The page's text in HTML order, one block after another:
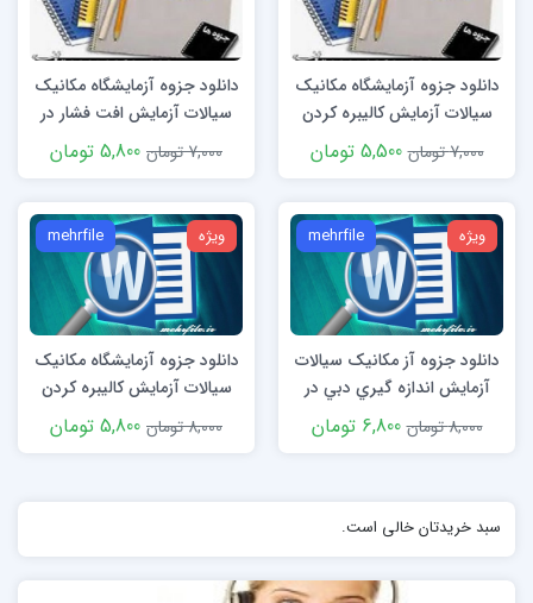
دانلود جزوه آزمایشگاه مکانیک
سیالات آزمایش کالیبره کردن
فشار سنج
7,000 تومان 5,500 تومان
دانلود جزوه آزمایشگاه مکانیک
سیالات آزمایش افت فشار در
7,000 تومان 5,800 تومان
ویژه mehrfile
دانلود جزوه آز مکانیک سیالات
آزمایش اندازه گيري دبي در
لوله word
8,000 تومان 6,800 تومان
ویژه mehrfile
دانلود جزوه آزمایشگاه مکانیک
سیالات آزمایش کالیبره کردن
فشار سنج word8,000 تومان 5,800 تومان
سبد خریدتان خالی است.